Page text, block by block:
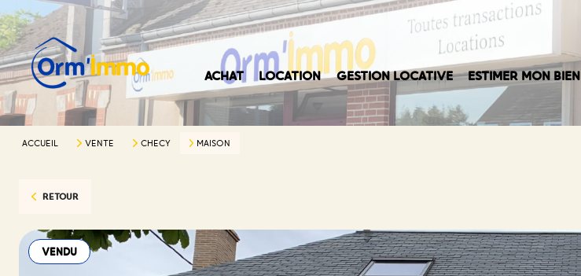
ACHAT LOCATION GESTION LOCATIVE ESTIMER MON BIEN
ACCUEIL VENTE CHECY MAISON
RETOUR
VENDU